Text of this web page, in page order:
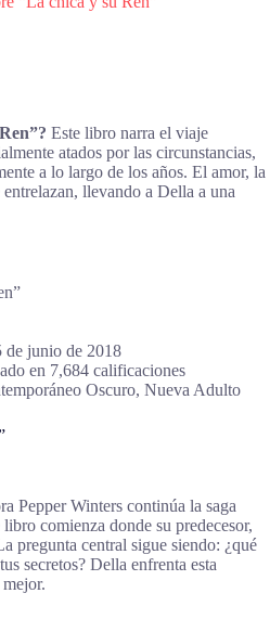
Este libro narra el viaje
atados por las circunstancias,
a lo largo de los años. El amor, la
llevando a Della a una
de junio de 2018
en 7,684 calificaciones
Oscuro, Nueva Adulto
Pepper Winters continúa la saga
comienza donde su predecesor,
pregunta central sigue siendo: ¿qué
secretos? Della enfrenta esta